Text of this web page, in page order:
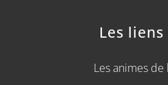
Les
Les animes